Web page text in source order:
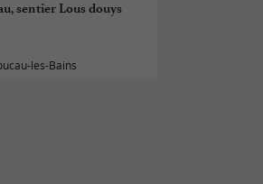
sentier Lous douys
les-Bains